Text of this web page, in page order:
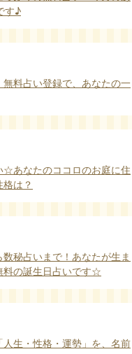
す♪
料占い登録で、あなたの一
☆あなたのココロのお庭に住
は？
秘占いまで！あなたが生ま
料の誕生日占いです☆
生・性格・運勢」を、名前